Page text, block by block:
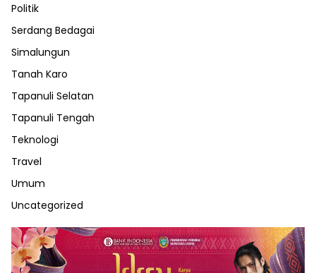
Politik
Serdang Bedagai
Simalungun
Tanah Karo
Tapanuli Selatan
Tapanuli Tengah
Teknologi
Travel
Umum
Uncategorized